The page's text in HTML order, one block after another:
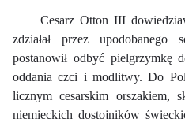
Cesarz Otton III
zdziałał przez upodobanego
postanowił odbyć
oddania czci i modlitwy. Do
licznym cesarskim orszakiem,
niemieckich dostojników